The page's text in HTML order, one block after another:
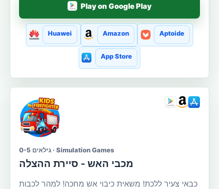
Play on Google Play
Huawei Amazon Aptoide
App Store
גילאים 0-5 · Simulation Games
מכבי האש - סיירת ההצלה
כבאי צעיר ללכת! משאית כיבוי אש מחכה! למהר לכבות